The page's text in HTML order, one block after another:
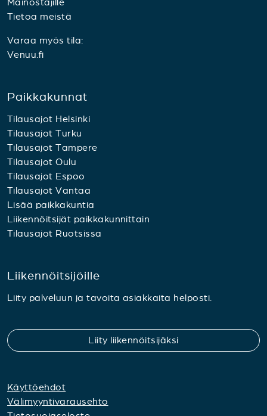
Mainostajille
Tietoa meistä
Varaa myös tila:
Venuu.fi
Paikkakunnat
Tilausajot Helsinki
Tilausajot Turku
Tilausajot Tampere
Tilausajot Oulu
Tilausajot Espoo
Tilausajot Vantaa
Lisää paikkakuntia
Liikennöitsijät paikkakunnittain
Tilausajot Ruotsissa
Liikennöitsijöille
Liity palveluun ja tavoita asiakkaita helposti.
Liity liikennöitsijäksi
Käyttöehdot
Välimyyntivarausehto